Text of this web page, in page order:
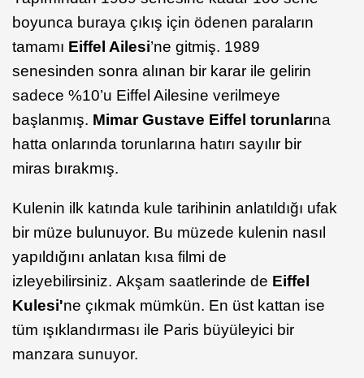
boyunca buraya çıkış için ödenen paraların
tamamı Eiffel Ailesi’ne gitmiş. 1989
senesinden sonra alınan bir karar ile gelirin
sadece %10’u Eiffel Ailesine verilmeye
başlanmış. Mimar Gustave Eiffel torunlarına
hatta onlarında torunlarına hatırı sayılır bir
miras bırakmış.
Kulenin ilk katında kule tarihinin anlatıldığı ufak
bir müze bulunuyor. Bu müzede kulenin nasıl
yapıldığını anlatan kısa filmi de
izleyebilirsiniz. Akşam saatlerinde de Eiffel
Kulesi'ne çıkmak mümkün. En üst kattan ise
tüm ışıklandırması ile Paris büyüleyici bir
manzara sunuyor.